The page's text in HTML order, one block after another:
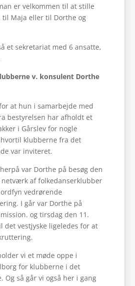
er velkommen til at stille
Maja eller til Dorthe og
et sekretariat med 6 ansatte,
v. konsulent Dorthe
at hun i samarbejde med
bestyrelsen har afholdt et
i Gårslev for nogle
klubberne fra det
var inviteret.
var Dorthe på besøg den
netværk af folkedanserklubber
vedrørende
I går var Dorthe på
og tirsdag den 11.
det vestjyske ligeledes for at
vi et møde oppe i
for klubberne i det
Og så går vi også her i gang